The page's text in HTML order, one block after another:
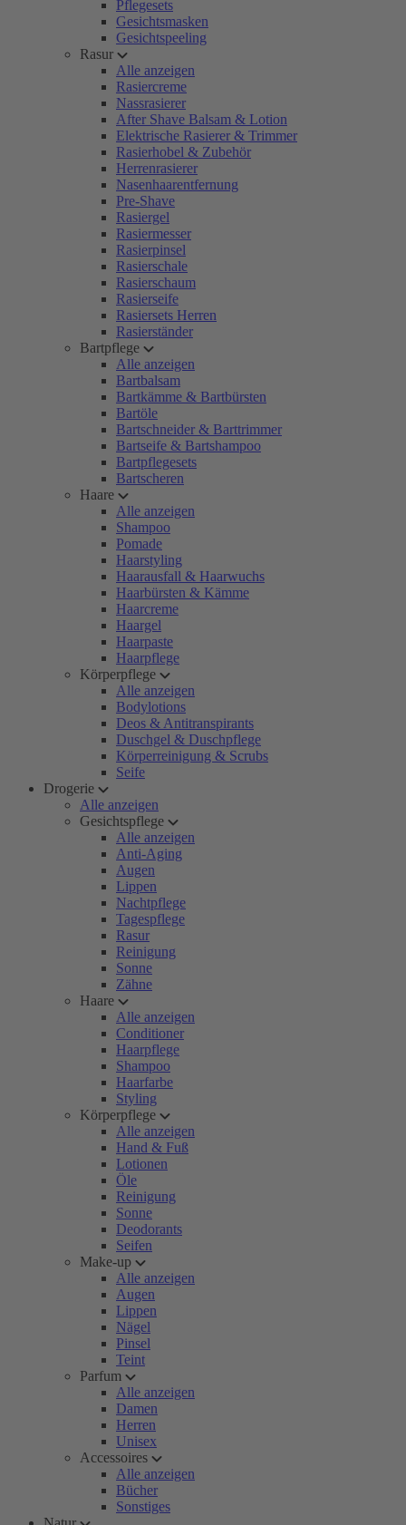
Pflegesets
Gesichtsmasken
Gesichtspeeling
Rasur
Alle anzeigen
Rasiercreme
Nassrasierer
After Shave Balsam & Lotion
Elektrische Rasierer & Trimmer
Rasierhobel & Zubehör
Herrenrasierer
Nasenhaarentfernung
Pre-Shave
Rasiergel
Rasiermesser
Rasierpinsel
Rasierschale
Rasierschaum
Rasierseife
Rasiersets Herren
Rasierständer
Bartpflege
Alle anzeigen
Bartbalsam
Bartkämme & Bartbürsten
Bartöle
Bartschneider & Barttrimmer
Bartseife & Bartshampoo
Bartpflegesets
Bartscheren
Haare
Alle anzeigen
Shampoo
Pomade
Haarstyling
Haarausfall & Haarwuchs
Haarbürsten & Kämme
Haarcreme
Haargel
Haarpaste
Haarpflege
Körperpflege
Alle anzeigen
Bodylotions
Deos & Antitranspirants
Duschgel & Duschpflege
Körperreinigung & Scrubs
Seife
Drogerie
Alle anzeigen
Gesichtspflege
Alle anzeigen
Anti-Aging
Augen
Lippen
Nachtpflege
Tagespflege
Rasur
Reinigung
Sonne
Zähne
Haare
Alle anzeigen
Conditioner
Haarpflege
Shampoo
Haarfarbe
Styling
Körperpflege
Alle anzeigen
Hand & Fuß
Lotionen
Öle
Reinigung
Sonne
Deodorants
Seifen
Make-up
Alle anzeigen
Augen
Lippen
Nägel
Pinsel
Teint
Parfum
Alle anzeigen
Damen
Herren
Unisex
Accessoires
Alle anzeigen
Bücher
Sonstiges